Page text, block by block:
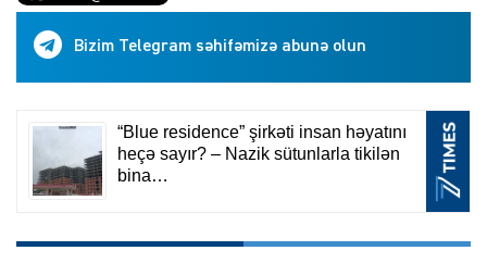
Bizim Telegram səhifəmizə abunə olun